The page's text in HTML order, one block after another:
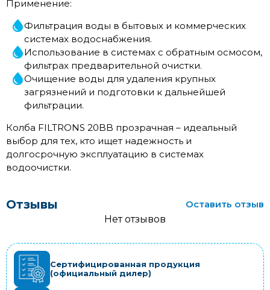
Применение:
Фильтрация воды в бытовых и коммерческих
системах водоснабжения.
Использование в системах с обратным осмосом,
фильтрах предварительной очистки.
Очищение воды для удаления крупных
загрязнений и подготовки к дальнейшей
фильтрации.
Колба FILTRONS 20BB прозрачная – идеальный
выбор для тех, кто ищет надежность и
долгосрочную эксплуатацию в системах
водоочистки.
Отзывы
Оставить отзыв
Нет отзывов
Сертифицированная продукция
(официальный дилер)